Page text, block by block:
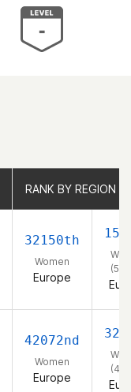
RANK BY REGION
32150th
Women
Europe
42072nd
Women
Europe
RANK BY REGION